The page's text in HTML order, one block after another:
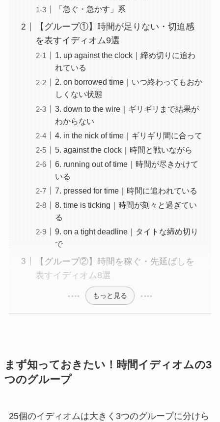
「急ぐ・急かす」系
【グループ①】時間が足りない・切迫感
を表すイディオム9選
1. up against the clock｜締め切りに追わ
れている
2. on borrowed time｜いつ終わってもおか
しくない状態
3. down to the wire｜ギリギリまで結果が
わからない
4. in the nick of time｜ギリギリ間に合って
5. against the clock｜時間と戦いながら
6. running out of time｜時間が尽きかけて
いる
7. pressed for time｜時間に追われている
8. time is ticking｜時間が刻々と過ぎてい
る
9. on a tight deadline｜タイトな締め切り
で
【グループ②】時間を稼ぐ・先延ばしを
表すイディオム8選
もっと見る
まず知っておきたい！時間イディオムの3
つのグループ
25個のイディオムは大きく3つのグループに分けら